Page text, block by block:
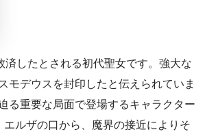
済したとされる初代聖女です。強大な
モデウスを封印したと伝えられていま
る重要な局面で登場するキャラクター
エルザの口から、魔界の接近によりそ